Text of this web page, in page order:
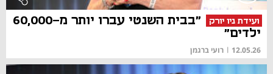
ועידת ניו יורק
"בבית השנטי עברו יותר מ-60,000
ילדים"
12.05.26
| רועי ברגמן